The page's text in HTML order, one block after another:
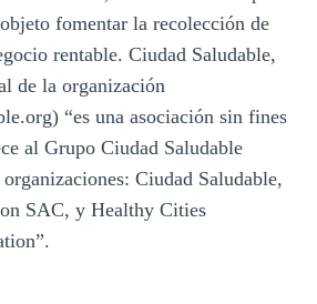
fomentar la recolección de
rentable. Ciudad Saludable,
de la organización
“es una asociación sin fines
al Grupo Ciudad Saludable
Ciudad Saludable,
SAC, y Healthy Cities